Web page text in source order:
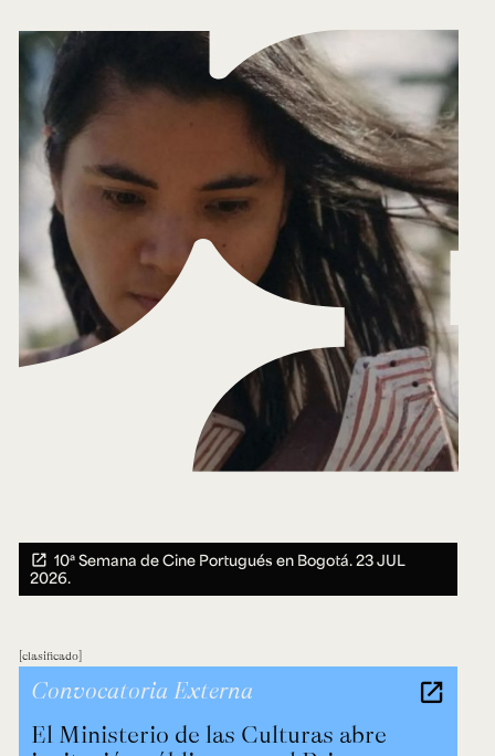
10ª Semana de Cine Portugués en Bogotá.23 JUL
2026.
clasificado
El Ministerio de las Culturas abre
Convocatoria Externa